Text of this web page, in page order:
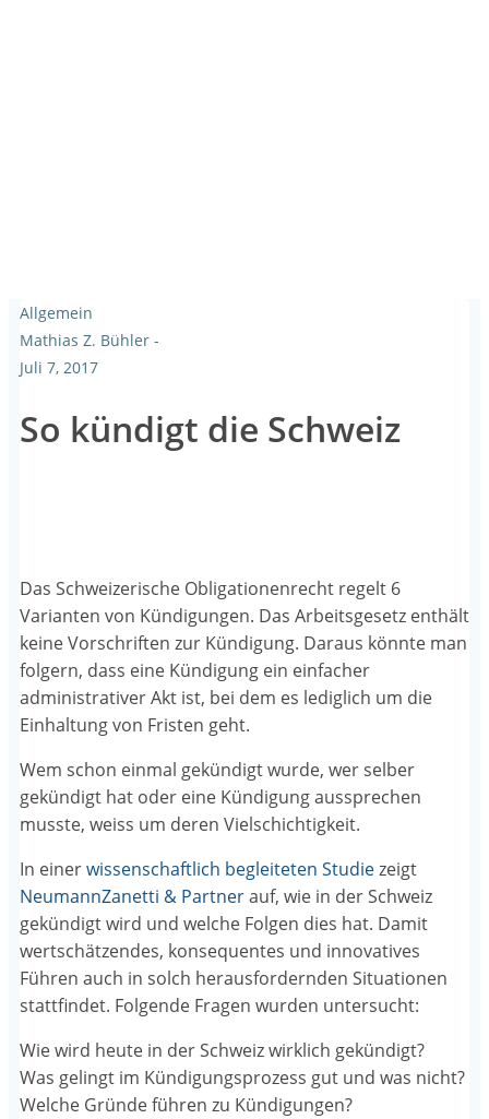
Allgemein
Mathias Z. Bühler -
Juli 7, 2017
So kündigt die Schweiz
Das Schweizerische Obligationenrecht regelt 6
Varianten von Kündigungen. Das Arbeitsgesetz enthält
keine Vorschriften zur Kündigung. Daraus könnte man
folgern, dass eine Kündigung ein einfacher
administrativer Akt ist, bei dem es lediglich um die
Einhaltung von Fristen geht.
Wem schon einmal gekündigt wurde, wer selber
gekündigt hat oder eine Kündigung aussprechen
musste, weiss um deren Vielschichtigkeit.
In einerwissenschaftlich begleiteten Studiezeigt
NeumannZanetti & Partnerauf, wie in der Schweiz
gekündigt wird und welche Folgen dies hat. Damit
wertschätzendes, konsequentes und innovatives
Führen auch in solch herausfordernden Situationen
stattfindet. Folgende Fragen wurden untersucht:
Wie wird heute in der Schweiz wirklich gekündigt?
Was gelingt im Kündigungsprozess gut und was nicht?
Welche Gründe führen zu Kündigungen?